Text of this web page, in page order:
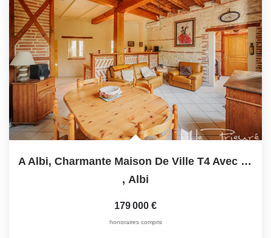
A Albi, Charmante Maison De Ville T4 Avec Garage Dans Le...
, Albi
179 000 €
honoraires compris